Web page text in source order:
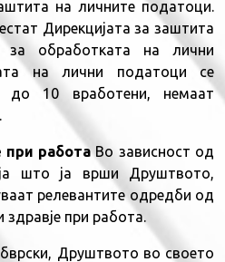
на личните податоци.
Дирекцијата за заштита
за обработката на лични
на лични податоци се
до 10 вработени, немаат
при работа Во зависност од
што ја врши Друштвото,
релевантите одредби од
при работа.
Друштвото во своето